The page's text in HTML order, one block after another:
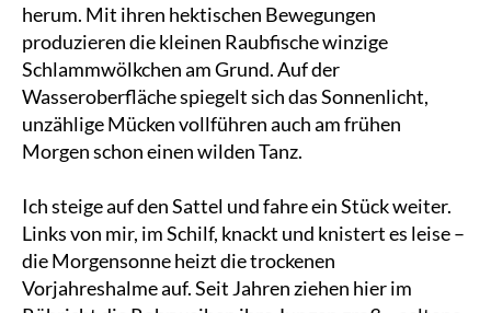
herum. Mit ihren hektischen Bewegungen
produzieren die kleinen Raubfische winzige
Schlammwölkchen am Grund. Auf der
Wasseroberfläche spiegelt sich das Sonnenlicht,
unzählige Mücken vollführen auch am frühen
Morgen schon einen wilden Tanz.
Ich steige auf den Sattel und fahre ein Stück weiter.
Links von mir, im Schilf, knackt und knistert es leise –
die Morgensonne heizt die trockenen
Vorjahreshalme auf. Seit Jahren ziehen hier im